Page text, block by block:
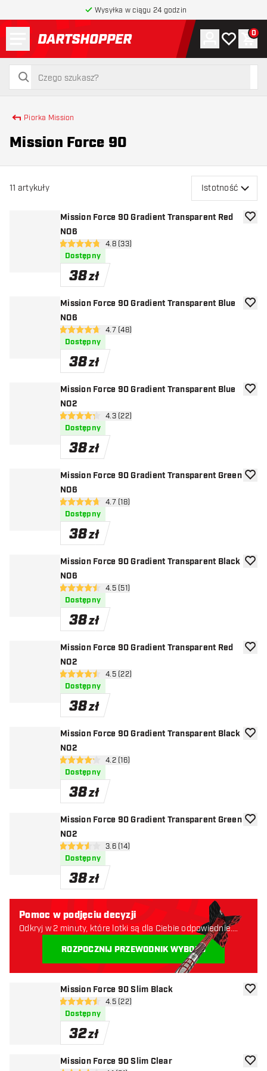
Wysyłka w ciągu 24 godzin
powrót do strony głównej
szukaj
szukaj
Konto
Moja lista
0
Piorka Mission
Mission Force 90
11 artykuły Istotność
Mission Force 90 Gradient Transparent Red
NO6
otwórz panel recenzji
4.8 gwiazdki oceny
4.8 (33)
Dostępny
38zł
Mission Force 90 Gradient Transparent Blue
NO6
otwórz panel recenzji
4.7 gwiazdki oceny
4.7 (48)
Dostępny
38zł
Mission Force 90 Gradient Transparent Blue
NO2
otwórz panel recenzji
4.3 gwiazdki oceny
4.3 (22)
Dostępny
38zł
Mission Force 90 Gradient Transparent Green
NO6
otwórz panel recenzji
4.7 gwiazdki oceny
4.7 (18)
Dostępny
38zł
Mission Force 90 Gradient Transparent Black
NO6
otwórz panel recenzji
4.5 gwiazdki oceny
4.5 (51)
Dostępny
38zł
Mission Force 90 Gradient Transparent Red
NO2
otwórz panel recenzji
4.5 gwiazdki oceny
4.5 (22)
Dostępny
38zł
Mission Force 90 Gradient Transparent Black
NO2
otwórz panel recenzji
4.2 gwiazdki oceny
4.2 (16)
Dostępny
38zł
Mission Force 90 Gradient Transparent Green
NO2
otwórz panel recenzji
3.6 gwiazdki oceny
3.6 (14)
Dostępny
38zł
Mission Force 90 Slim Black
otwórz panel recenzji
4.5 gwiazdki oceny
4.5 (22)
Dostępny
32zł
Mission Force 90 Slim Clear
Pomoc w podjęciu decyzji
Odkryj w 2 minuty, które lotki są dla Ciebie odpowiednie.
ROZPOCZNIJ PRZEWODNIK WYBORU